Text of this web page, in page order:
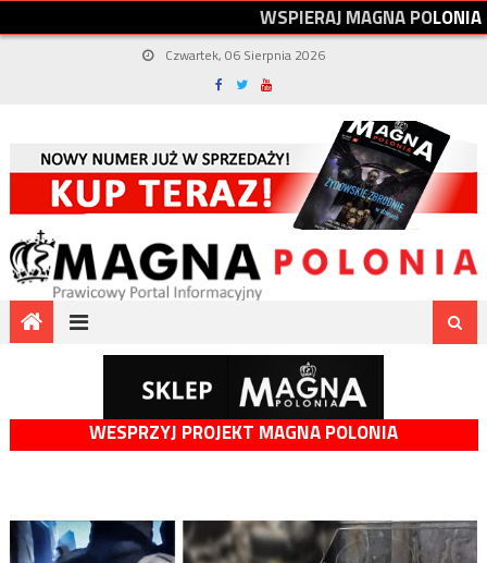
WSPIERAJMAGNAPOLONIA
Czwartek, 06 Sierpnia 2026
WESPRZYJ PROJEKT MAGNA POLONIA